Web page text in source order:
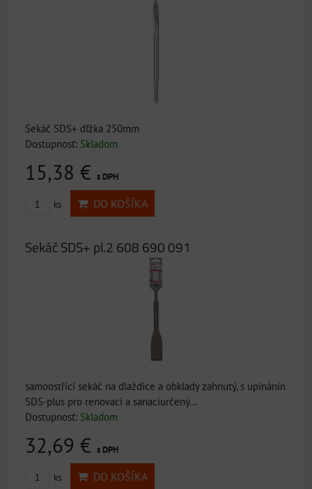
Sekáč SDS+ dľžka 250mm
Dostupnosť: Skladom
15,38 € s DPH
ks DO KOŠÍKA
Sekáč SDS+ pl.2 608 690 091
samoostřící sekáč na dlaždice a obklady zahnutý, s upínánín
SDS-plus pro renovaci a sanaciurčený...
Dostupnosť: Skladom
32,69 € s DPH
ks DO KOŠÍKA